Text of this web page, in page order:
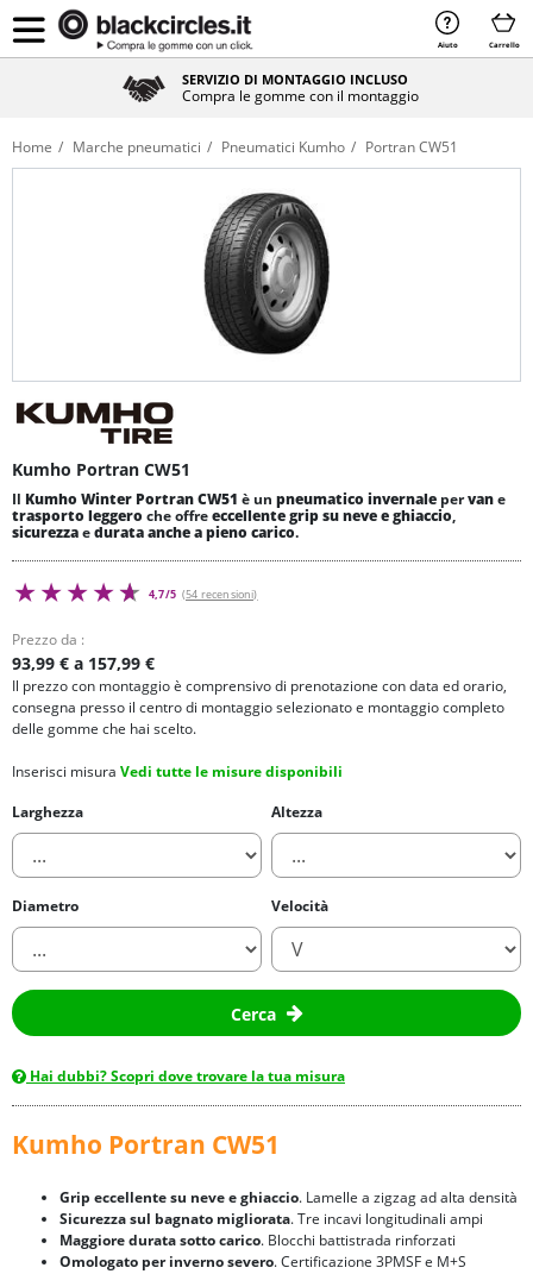
Aiuto Carrello
SERVIZIO DI MONTAGGIO INCLUSO
Compra le gomme con il montaggio
Home Marche pneumatici Pneumatici Kumho Portran CW51
Kumho Portran CW51
Il Kumho Winter Portran CW51 è un pneumatico invernale pervane
trasporto leggero che offreeccellente grip su neve e ghiaccio,
sicurezzaedurata anche a pieno carico.
4,7/5 (54 recensioni)
Prezzo da :
93,99 € a 157,99 €
Il prezzo con montaggio è comprensivo di prenotazione con data ed orario,
consegna presso il centro di montaggio selezionato e montaggio completo
delle gomme che hai scelto.
Inserisci misura Vedi tutte le misure disponibili
Larghezza
Altezza
Diametro Velocità
Cerca
Hai dubbi? Scopri dove trovare la tua misura
Kumho Portran CW51
Grip eccellente su neve e ghiaccio. Lamelle a zigzag ad alta densità
Sicurezza sul bagnato migliorata. Tre incavi longitudinali ampi
Maggiore durata sotto carico. Blocchi battistrada rinforzati
Omologato per inverno severo. Certificazione 3PMSF e M+S